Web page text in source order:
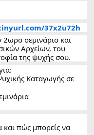
37x2u72h
σεμινάριο και
Αρχείων, του
της ψυχής σου.
Καταγωγής σε
και πώς μπορείς να